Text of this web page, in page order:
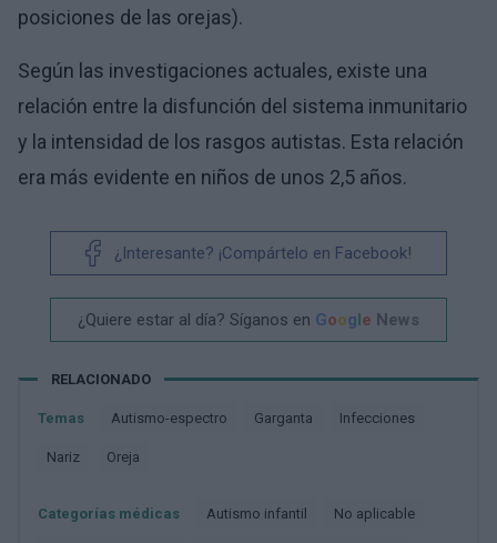
posiciones de las orejas).
Según las investigaciones actuales, existe una
relación entre la disfunción del sistema inmunitario
y la intensidad de los rasgos autistas. Esta relación
era más evidente en niños de unos 2,5 años.
¿Interesante? ¡Compártelo en Facebook!
¿Quiere estar al día? Síganos en Google News
RELACIONADO
Temas Autismo-espectro Garganta Infecciones
Nariz Oreja
Categorías médicas Autismo infantil No aplicable